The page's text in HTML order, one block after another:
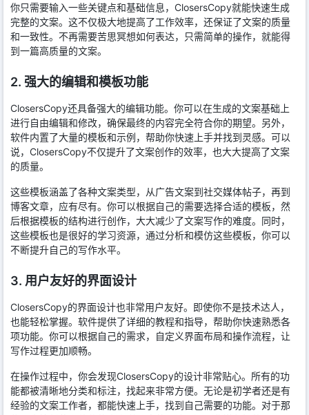
你只需要输入一些关键点和基础信息，ClosersCopy就能快速生成
完整的文案。这不仅极大地提高了工作效率，还保证了文案的质量
和一致性。不再需要苦思冥想如何表达，只需简单的操作，就能得
到一篇高质量的文案。
2. 强大的编辑和模板功能
ClosersCopy还具备强大的编辑功能。你可以在生成的文案基础上
进行自由编辑和修改，确保最终的内容完全符合你的期望。另外，
软件内置了大量的模板和示例，帮助你快速上手并找到灵感。可以
说，ClosersCopy不仅提升了文案创作的效率，也大大提高了文案
的质量。
这些模板涵盖了各种文案类型，从广告文案到社交媒体帖子，再到
博客文章，应有尽有。你可以根据自己的需要选择合适的模板，然
后根据模板的结构进行创作，大大减少了文案写作的难度。同时，
这些模板也是很好的学习资源，通过分析和模仿这些模板，你可以
不断提升自己的写作水平。
3. 用户友好的界面设计
ClosersCopy的界面设计也非常用户友好。即使你不是技术达人，
也能轻松掌握。软件提供了详细的教程和指导，帮助你快速熟悉各
项功能。你可以根据自己的需求，自定义界面布局和操作流程，让
写作过程更加顺畅。
在操作过程中，你会发现ClosersCopy的设计非常贴心。所有的功
能都被清晰地分类和标注，找起来非常方便。无论是初学者还是有
经验的文案工作者，都能快速上手，找到自己需要的功能。对于那